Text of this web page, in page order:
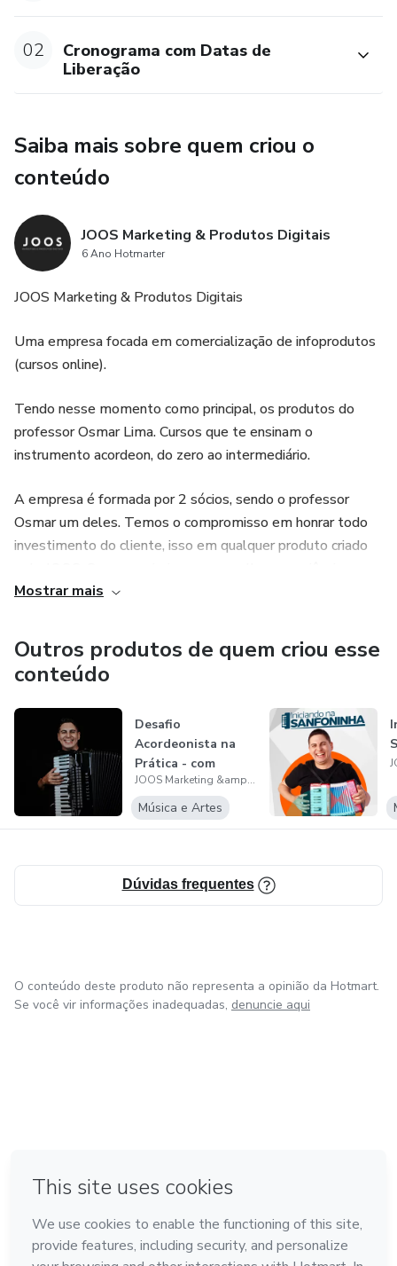
02
Cronograma com Datas de
Liberação
Saiba mais sobre quem criou o
conteúdo
JOOS Marketing & Produtos Digitais
6 Ano Hotmarter
JOOS Marketing & Produtos Digitais
Uma empresa focada em comercialização de infoprodutos
(cursos online).
Tendo nesse momento como principal, os produtos do
professor Osmar Lima. Cursos que te ensinam o
instrumento acordeon, do zero ao intermediário.
A empresa é formada por 2 sócios, sendo o professor
Osmar um deles. Temos o compromisso em honrar todo
investimento do cliente, isso em qualquer produto criado
nosso consumidor, pois acreditamos que isso é o melhor
Mostrar mais
Outros produtos de quem criou esse
conteúdo
Desafio
Acordeonista na
Prática - com
Osmar Lima
JOOS Marketing &amp; Produtos Digitais
Música e Artes
Dúvidas frequentes
O conteúdo deste produto não representa a opinião da Hotmart.
Se você vir informações inadequadas, denuncie aqui
em Belo Horizonte